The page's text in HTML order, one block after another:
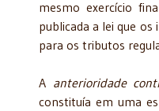
mesmo exercício
publicada a lei que
para os tributos
A anterioridade
constituía em uma